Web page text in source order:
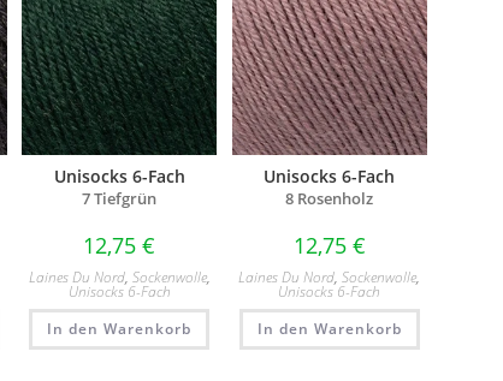
Unisocks 6-Fach
7 Tiefgrün
12,75€
Laines Du Nord, Sockenwolle,
Unisocks 6-Fach
In den Warenkorb
Unisocks 6-Fach
8 Rosenholz
12,75 €
Laines Du Nord,Sockenwolle,
Unisocks 6-Fach
In den Warenkorb